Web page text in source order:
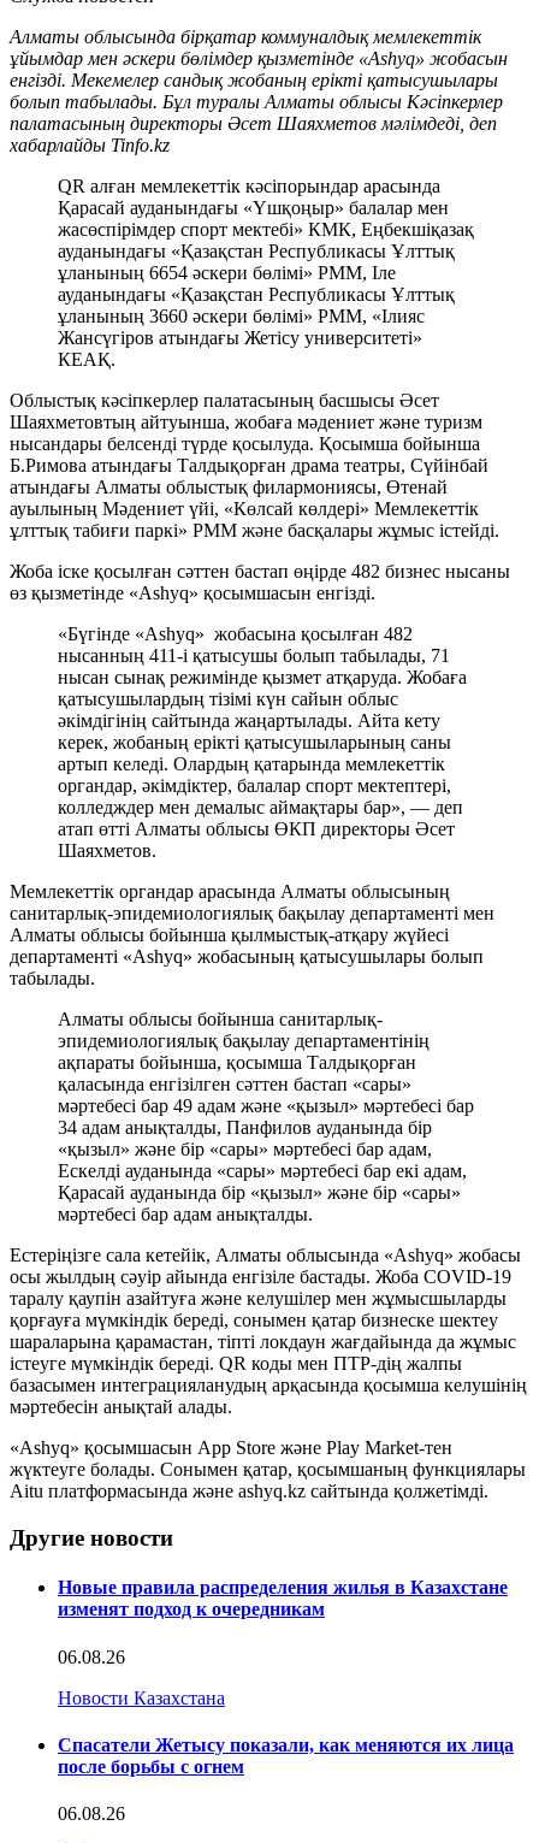
Алматы облысында бірқатар коммуналдық мемлекеттік
ұйымдар мен әскери бөлімдер қызметінде «Ashyq» жобасын
енгізді. Мекемелер сандық жобаның ерікті қатысушылары
болып табылады. Бұл туралы Алматы облысы Кәсіпкерлер
палатасының директоры Әсет Шаяхметов мәлімдеді, деп
хабарлайды Tinfo.kz
QR алған мемлекеттік кәсіпорындар арасында
Қарасай ауданындағы «Үшқоңыр» балалар мен
жасөспірімдер спорт мектебі» КМК, Еңбекшіқазақ
ауданындағы «Қазақстан Республикасы Ұлттық
ұланының 6654 әскери бөлімі» РММ, Іле
ауданындағы «Қазақстан Республикасы Ұлттық
ұланының 3660 әскери бөлімі» РММ, «Ілияс
Жансүгіров атындағы Жетісу университеті»
КЕАҚ.
Облыстық кәсіпкерлер палатасының басшысы Әсет
Шаяхметовтың айтуынша, жобаға мәдениет және туризм
нысандары белсенді түрде қосылуда. Қосымша бойынша
Б.Римова атындағы Талдықорған драма театры, Сүйінбай
атындағы Алматы облыстық филармониясы, Өтенай
ауылының Мәдениет үйі, «Көлсай көлдері» Мемлекеттік
ұлттық табиғи паркі» РММ және басқалары жұмыс істейді.
Жоба іске қосылған сәттен бастап өңірде 482 бизнес нысаны
өз қызметінде «Ashyq» қосымшасын енгізді.
«Бүгінде «Ashyq» жобасына қосылған 482
нысанның 411-і қатысушы болып табылады, 71
нысан сынақ режимінде қызмет атқаруда. Жобаға
қатысушылардың тізімі күн сайын облыс
әкімдігінің сайтында жаңартылады. Айта кету
керек, жобаның ерікті қатысушыларының саны
артып келеді. Олардың қатарында мемлекеттік
органдар, әкімдіктер, балалар спорт мектептері,
колледждер мен демалыс аймақтары бар», — деп
атап өтті Алматы облысы ӨКП директоры Әсет
Шаяхметов.
Мемлекеттік органдар арасында Алматы облысының
санитарлық-эпидемиологиялық бақылау департаменті мен
Алматы облысы бойынша қылмыстық-атқару жүйесі
департаменті «Ashyq» жобасының қатысушылары болып
табылады.
Алматы облысы бойынша санитарлық-
эпидемиологиялық бақылау департаментінің
ақпараты бойынша, қосымша Талдықорған
қаласында енгізілген сәттен бастап «сары»
мәртебесі бар 49 адам және «қызыл» мәртебесі бар
34 адам анықталды, Панфилов ауданында бір
«қызыл» және бір «сары» мәртебесі бар адам,
Ескелді ауданында «сары» мәртебесі бар екі адам,
Қарасай ауданында бір «қызыл» және бір «сары»
мәртебесі бар адам анықталды.
Естеріңізге сала кетейік, Алматы облысында «Ashyq» жобасы
осы жылдың сәуір айында енгізіле бастады. Жоба COVID-19
таралу қаупін азайтуға және келушілер мен жұмысшыларды
қорғауға мүмкіндік береді, сонымен қатар бизнеске шектеу
шараларына қарамастан, тіпті локдаун жағдайында да жұмыс
істеуге мүмкіндік береді. QR коды мен ПТР-дің жалпы
базасымен интеграцияланудың арқасында қосымша келушінің
мәртебесін анықтай алады.
«Ashyq» қосымшасын App Store және Play Market-тен
жүктеуге болады. Сонымен қатар, қосымшаның функциялары
Aitu платформасында және ashyq.kz сайтында қолжетімді.
Другие новости
Новые правила распределения жилья в Казахстане
изменят подход к очередникам
06.08.26
Новости Казахстана
Спасатели Жетысу показали, как меняются их лица
после борьбы с огнем
06.08.26